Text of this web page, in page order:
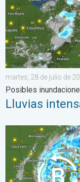
martes, 28 de julio de
Posibles
Lluvias
Una baja presión